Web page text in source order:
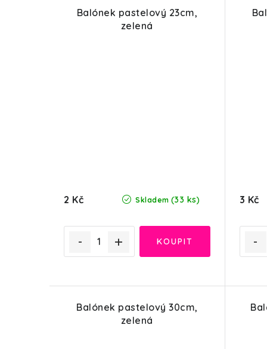
Balónek pastelový 23cm,
zelená
Skladem (33 ks)
2 Kč 3 Kč
Balónek pastelový 30cm,
zelená